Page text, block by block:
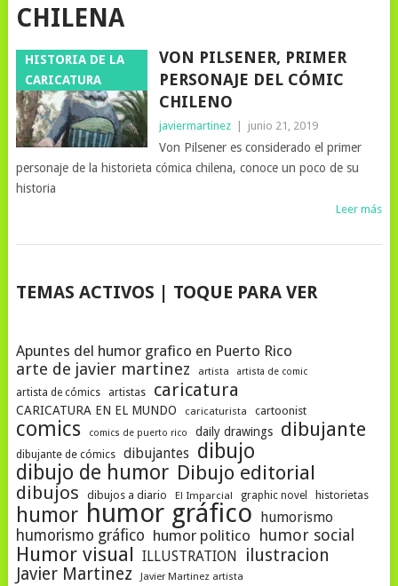
CHILENA
HISTORIA DE LA
CARICATURA
VON PILSENER, PRIMER
PERSONAJE DEL CÓMIC
CHILENO
javiermartinez junio 21, 2019
Von Pilsener es considerado el primer
personaje de la historieta cómica chilena, conoce un poco de su
historia
Leer más
NAVEGACIÓN
TEMAS ACTIVOS | TOQUE PARA VER
Apuntes del humor grafico en Puerto Rico
arte de javier martinez artista artista de comic
artista de cómics artistas caricatura
CARICATURA EN EL MUNDO caricaturista cartoonist
comics comics de puerto rico daily drawings dibujante
dibujante de cómics dibujantes dibujo
dibujo de humor Dibujo editorial
dibujos dibujos a diario El Imparcial graphic novel historietas
humor humor gráfico humorismo
humorismo gráfico humor politico humor social
Humor visual ILLUSTRATION
ilustracion
Javier Martinez
Javier Martinez artista